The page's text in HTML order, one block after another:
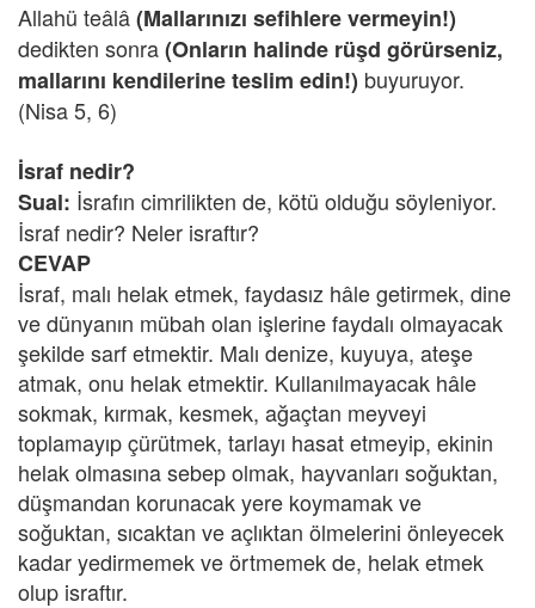
Allahü teâlâ(Mallarınızı sefihlere vermeyin!)
dedikten sonra(Onların halinde rüşd görürseniz,
mallarını kendilerine teslim edin!) buyuruyor.
(Nisa 5, 6)
İsraf nedir?
Sual: İsrafın cimrilikten de, kötü olduğu söyleniyor.
İsraf nedir? Neler israftır?
CEVAP
İsraf, malı helak etmek, faydasız hâle getirmek, dine
ve dünyanın mübah olan işlerine faydalı olmayacak
şekilde sarf etmektir. Malı denize, kuyuya, ateşe
atmak, onu helak etmektir. Kullanılmayacak hâle
sokmak, kırmak, kesmek, ağaçtan meyveyi
toplamayıp çürütmek, tarlayı hasat etmeyip, ekinin
helak olmasına sebep olmak, hayvanları soğuktan,
düşmandan korunacak yere koymamak ve
soğuktan, sıcaktan ve açlıktan ölmelerini önleyecek
kadar yedirmemek ve örtmemek de, helak etmek
olup israftır.